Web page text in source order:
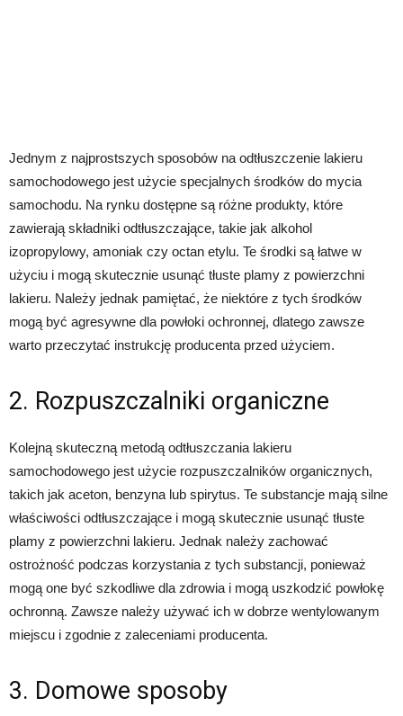
Jednym z najprostszych sposobów na odtłuszczenie lakieru
samochodowego jest użycie specjalnych środków do mycia
samochodu. Na rynku dostępne są różne produkty, które
zawierają składniki odtłuszczające, takie jak alkohol
izopropylowy, amoniak czy octan etylu. Te środki są łatwe w
użyciu i mogą skutecznie usunąć tłuste plamy z powierzchni
lakieru. Należy jednak pamiętać, że niektóre z tych środków
mogą być agresywne dla powłoki ochronnej, dlatego zawsze
warto przeczytać instrukcję producenta przed użyciem.
2. Rozpuszczalniki organiczne
Kolejną skuteczną metodą odtłuszczania lakieru
samochodowego jest użycie rozpuszczalników organicznych,
takich jak aceton, benzyna lub spirytus. Te substancje mają silne
właściwości odtłuszczające i mogą skutecznie usunąć tłuste
plamy z powierzchni lakieru. Jednak należy zachować
ostrożność podczas korzystania z tych substancji, ponieważ
mogą one być szkodliwe dla zdrowia i mogą uszkodzić powłokę
ochronną. Zawsze należy używać ich w dobrze wentylowanym
miejscu i zgodnie z zaleceniami producenta.
3. Domowe sposoby